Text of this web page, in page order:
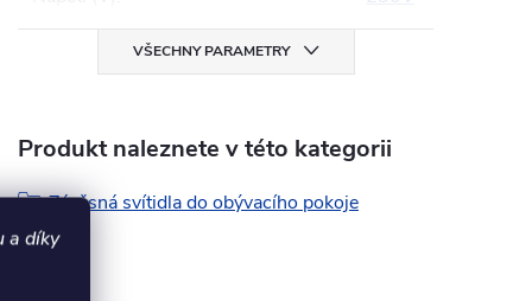
a díky
VŠECHNY PARAMETRY
Produkt naleznete v této kategorii
Závěsná svítidla do obývacího pokoje